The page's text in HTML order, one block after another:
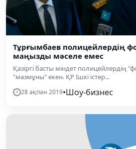
Тұрғымбаев полицейлердің
маңызды мәселе емес
Қазіргі басты міндет полицейлердің
"мазмұны" екен. ҚР Ішкі істер...
28 ақпан 2019•Шоу-бизнес